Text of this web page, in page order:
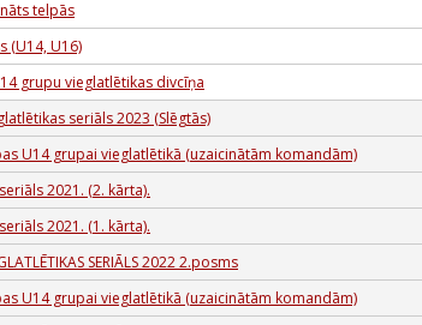
telpās
(U14, U16)
grupu vieglatlētikas divcīņa
seriāls 2023 (Slēgtās)
U14 grupai vieglatlētikā (uzaicinātām komandām)
2021. (2. kārta).
2021. (1. kārta).
SERIĀLS 2022 2.posms
U14 grupai vieglatlētikā (uzaicinātām komandām)